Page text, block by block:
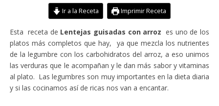
Ir a la Receta Imprimir Receta
Esta receta de Lentejas guisadas con arroz es uno de los
platos más completos que hay, ya que mezcla los nutrientes
de la legumbre con los carbohidratos del arroz, a eso unimos
las verduras que le acompañan y le dan más sabor y vitaminas
al plato. Las legumbres son muy importantes en la dieta diaria
y si las cocinamos así de ricas nos van a encantar.